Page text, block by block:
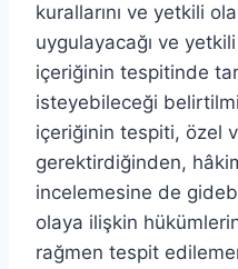
kurallarını ve yetkili
uygulayacağı ve
içeriğinin tespitinde
isteyebileceği
içeriğinin tespiti, özel
gerektirdiğinden,
incelemesine de
olaya ilişkin
rağmen tespit